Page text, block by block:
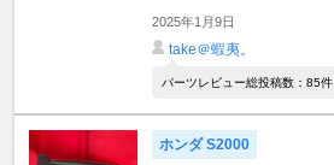
2025年1月9日
take＠蝦夷。
パーツレビュー総投稿数：85件
ホンダ S2000